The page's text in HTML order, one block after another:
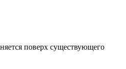
поверх существующего